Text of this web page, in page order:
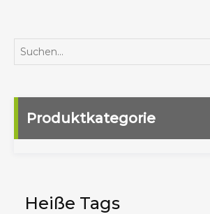
Produktkategorie
Heiße Tags